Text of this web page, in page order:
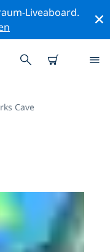
Liveaboard.
Cave